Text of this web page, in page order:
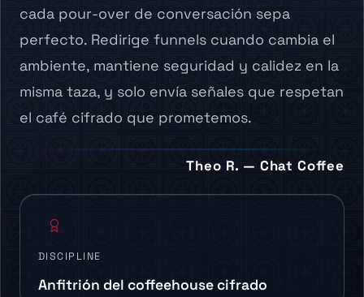
cada pour-over de conversación sepa
perfecto. Redirige funnels cuando cambia el
ambiente, mantiene seguridad y calidez en la
misma taza, y solo envía señales que respetan
el café cifrado que prometemos.
Theo R. — Chat Coffee
DISCIPLINE
Anfitrión del coffeehouse cifrado